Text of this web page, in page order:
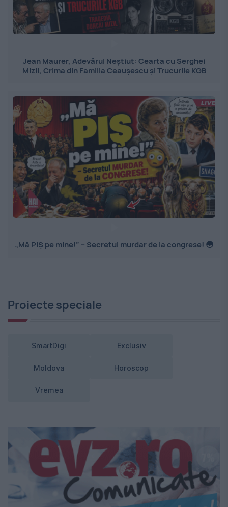
Jean Maurer, Adevărul Neștiut: Cearta cu Serghei
Mizil, Crima din Familia Ceaușescu și Trucurile KGB
„Mă PIȘ pe mine!” – Secretul murdar de la congrese! 😳
Proiecte speciale
SmartDigi Exclusiv
Moldova Horoscop
Vremea